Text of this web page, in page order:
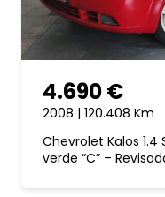
4.690 €
2008 | 120.408 Km
Chevrolet Kalos 1.4
verde “C” –